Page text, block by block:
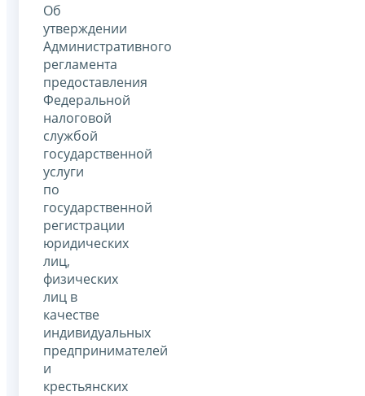
Об
утверждении
Административного
регламента
предоставления
Федеральной
налоговой
службой
государственной
услуги
по
государственной
регистрации
юридических
лиц,
физических
лиц в
качестве
индивидуальных
предпринимателей
и
крестьянских